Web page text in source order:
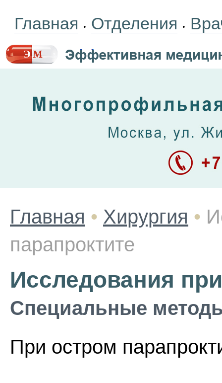
Главная • Отделения •
Главная • Хирургия •
парапроктите
Исследования
Специальные
При остром